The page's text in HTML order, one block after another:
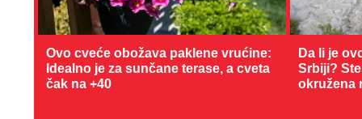
Ovo cveće obožava paklene vrućine:
Idealno je za sunčane terase, a cveta
čak na +40
Da li je
Srbiji?
okružena